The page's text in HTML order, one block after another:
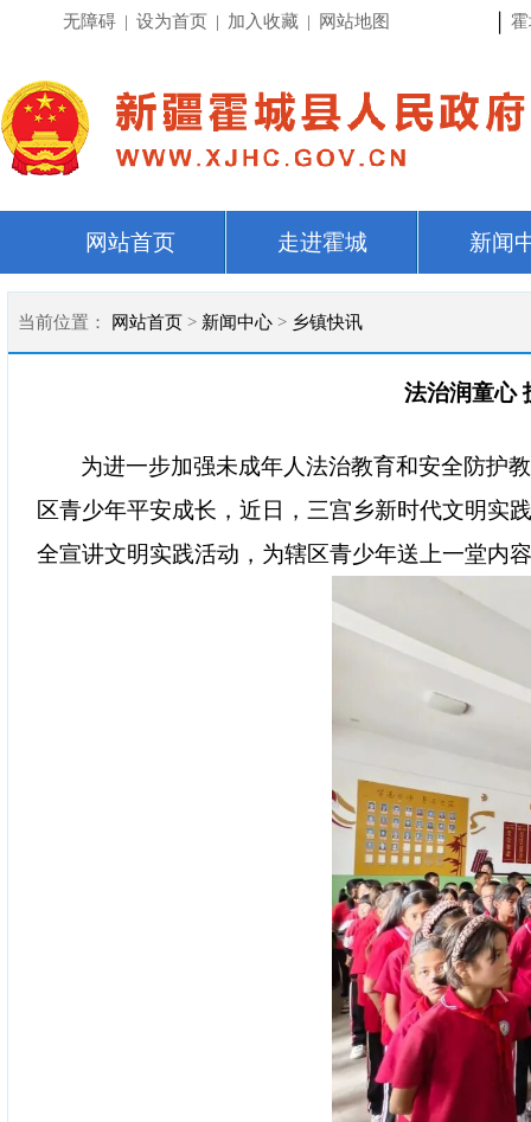
无障碍 | 设为首页 | 加入收藏 | 网站地图
网站首页 走进霍城 新闻
当前位置： 网站首页 > 新闻中心 > 乡镇快讯
法治润童心
为进一步加强未成年人法治教育和安全防护
区青少年平安成长，近日，三宫乡新时代文明实
全宣讲文明实践活动，为辖区青少年送上一堂内